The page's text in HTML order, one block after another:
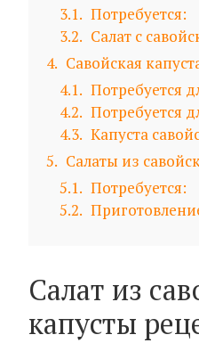
3.1
Потребуется:
3.2
Салат с
4
Савойская
4.1
Потребуется
4.2
Потребуется
4.3 Капуста
5
Салаты из
5.1
Потребуется:
5.2
Салат из
капусты